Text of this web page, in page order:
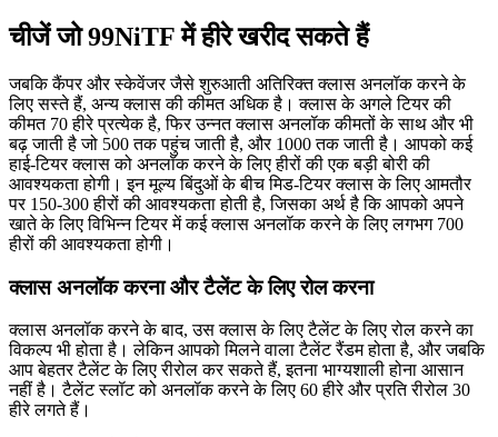
चीजें जो 99NiTF में हीरे खरीद सकते हैं
जबकि कैंपर और स्केवेंजर जैसे शुरुआती अतिरिक्त क्लास अनलॉक करने के
लिए सस्ते हैं, अन्य क्लास की कीमत अधिक है। क्लास के अगले टियर की
कीमत 70 हीरे प्रत्येक है, फिर उन्नत क्लास अनलॉक कीमतों के साथ और भी
बढ़ जाती है जो 500 तक पहुंच जाती है, और 1000 तक जाती है। आपको कई
हाई-टियर क्लास को अनलॉक करने के लिए हीरों की एक बड़ी बोरी की
आवश्यकता होगी। इन मूल्य बिंदुओं के बीच मिड-टियर क्लास के लिए आमतौर
पर 150-300 हीरों की आवश्यकता होती है, जिसका अर्थ है कि आपको अपने
खाते के लिए विभिन्न टियर में कई क्लास अनलॉक करने के लिए लगभग 700
हीरों की आवश्यकता होगी।
क्लास अनलॉक करना और टैलेंट के लिए रोल करना
क्लास अनलॉक करने के बाद, उस क्लास के लिए टैलेंट के लिए रोल करने का
विकल्प भी होता है। लेकिन आपको मिलने वाला टैलेंट रैंडम होता है, और जबकि
आप बेहतर टैलेंट के लिए रीरोल कर सकते हैं, इतना भाग्यशाली होना आसान
नहीं है। टैलेंट स्लॉट को अनलॉक करने के लिए 60 हीरे और प्रति रीरोल 30
हीरे लगते हैं।